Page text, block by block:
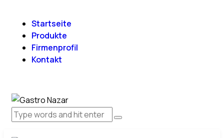
Startseite
Produkte
Firmenprofil
Kontakt